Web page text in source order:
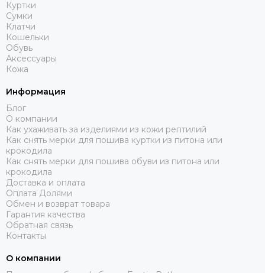
Куртки
Сумки
Клатчи
Кошельки
Обувь
Аксессуары
Кожа
Информация
Блог
О компании
Как ухаживать за изделиями из кожи рептилий
Как снять мерки для пошива куртки из питона или
крокодила
Как снять мерки для пошива обуви из питона или
крокодила
Доставка и оплата
Оплата Долями
Обмен и возврат товара
Гарантия качества
Обратная связь
Контакты
О компании